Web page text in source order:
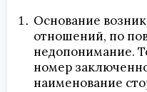
Основание
отношений, по
недопонимание.
номер
наименование